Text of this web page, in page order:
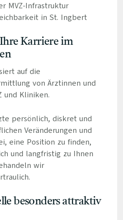
MVZ-Infrastruktur
in St. Ingbert
Karriere im
auf die
von Ärztinnen und
und Kliniken.
persönlich, diskret und
Veränderungen und
eine Position zu finden,
und langfristig zu Ihnen
wir
besonders attraktiv